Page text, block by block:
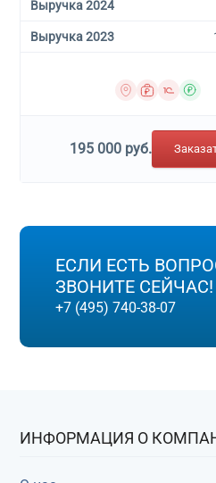
Выручка 2024
Выручка 2023
195 000 руб.
ЕСЛИ ЕСТЬ
ЗВОНИТЕ СЕЙЧАС!
+7 (495) 740-38-07
ИНФОРМАЦИЯ О